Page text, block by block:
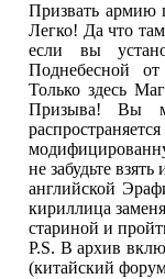
Призвать армию
Легко! Да что
если вы
Поднебесной
Только здесь
Призыва! Вы
не забудьте
английской
кириллица
стариной и
P.S. В архив
(китайский